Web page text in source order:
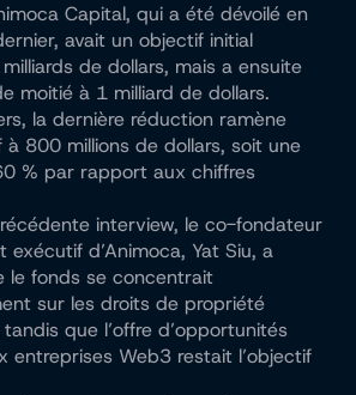
Capital, qui a été dévoilé en
avait un objectif initial
milliards de dollars, mais a ensuite
moitié à 1 milliard de dollars.
la dernière réduction ramène
à 800 millions de dollars, soit une
% par rapport aux chiffres
interview, le co-fondateur
exécutif d’Animoca, Yat Siu, a
le fonds se concentrait
sur les droits de propriété
que l’offre d’opportunités
entreprises Web3 restait l’objectif